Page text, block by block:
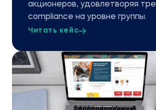
акционеров, удовлетворяя
compliance на уровне группы.
Читать кейс